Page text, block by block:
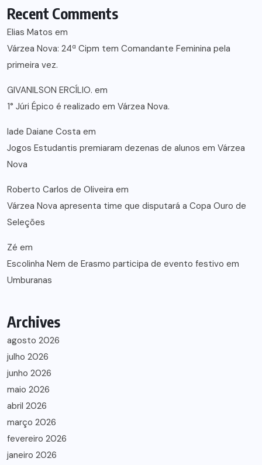
Recent Comments
Elias Matos em
Várzea Nova: 24ª Cipm tem Comandante Feminina pela
primeira vez.
GIVANILSON ERCÍLIO. em
1° Júri Épico é realizado em Várzea Nova.
lade Daiane Costa em
Jogos Estudantis premiaram dezenas de alunos em Várzea
Nova
Roberto Carlos de Oliveira em
Várzea Nova apresenta time que disputará a Copa Ouro de
Seleções
Zé em
Escolinha Nem de Erasmo participa de evento festivo em
Umburanas
Archives
agosto 2026
julho 2026
junho 2026
maio 2026
abril 2026
março 2026
fevereiro 2026
janeiro 2026